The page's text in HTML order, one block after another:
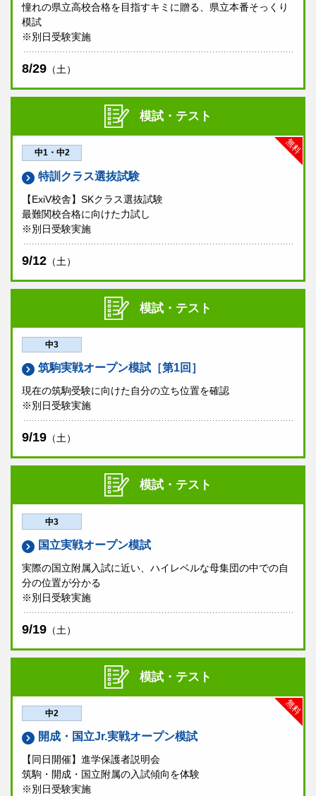
憧れの県立高校合格を目指すキミに贈る、県立本番そっくり
模試
※別日受験実施
8/29 （土）
模試・テスト
無料
中1・中2
特訓クラス選抜試験
【ExiV校舎】SKクラス選抜試験
最難関校合格に向けた力試し
※別日受験実施
9/12 （土）
模試・テスト
中3
筑駒実戦オープン模試［第1回］
現在の筑駒受験に向けた自分の立ち位置を確認
※別日受験実施
9/19 （土）
模試・テスト
中3
国立実戦オープン模試
実際の国立附属入試に近い、ハイレベルな母集団の中での自
分の位置が分かる
※別日受験実施
9/19 （土）
模試・テスト
無料
中2
開成・国立Jr.実戦オープン模試
【同日開催】進学保護者説明会
筑駒・開成・国立附属の入試傾向を体験
※別日受験実施